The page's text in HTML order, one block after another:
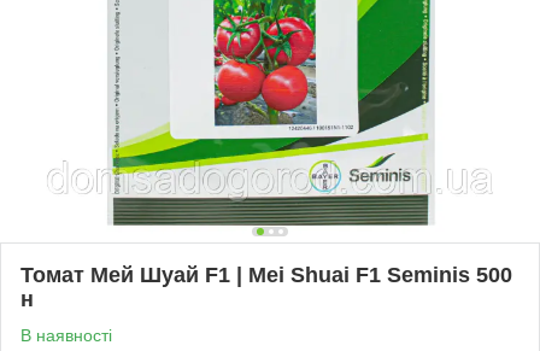
Томат Мей Шуай F1 | Mei Shuai F1 Seminis 500
н
В наявності